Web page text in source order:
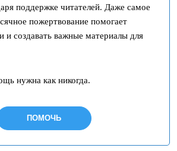
поддержке читателей. Даже самое
пожертвование помогает
и создавать важные материалы для
нужна как никогда.
ПОМОЧЬ